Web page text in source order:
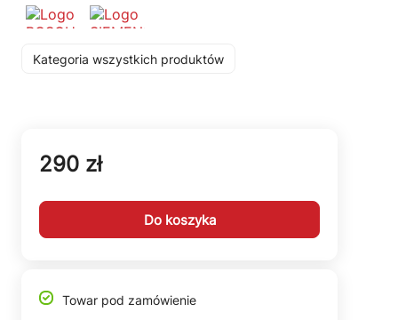
Kategoria wszystkich produktów
290 zł
Do koszyka
Towar pod zamówienie